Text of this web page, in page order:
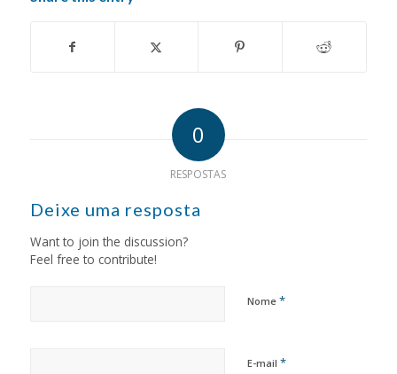
0
RESPOSTAS
Deixe uma resposta
Want to join the discussion?
Feel free to contribute!
Nome *
E-mail *